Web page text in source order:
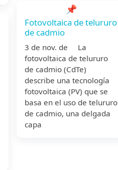
📌
Fotovoltaica de telururo
de cadmio
3 de nov. de La
fotovoltaica de telururo
de cadmio (CdTe)
describe una tecnología
fotovoltaica (PV) que se
basa en el uso de telururo
de cadmio, una delgada
capa